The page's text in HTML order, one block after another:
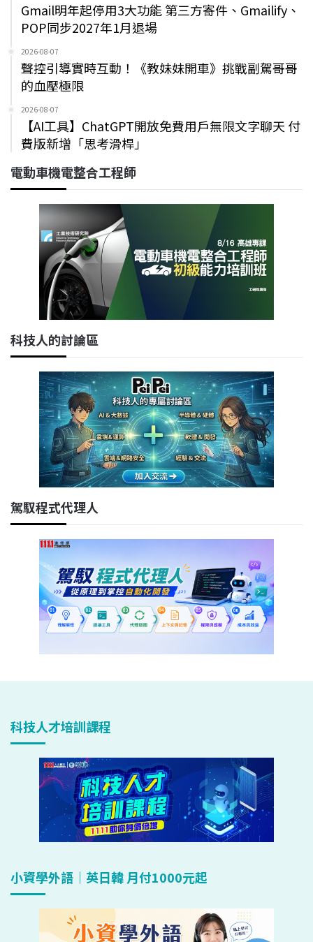
Gmail明年起停用3大功能 第三方寄件、Gmailify、
POP同步2027年1月退場
2026-08-07
聲控引導實時互動！《教妹妹開車》挑戰副駕哥哥
的血壓極限
2026-08-07
【AI工具】ChatGPT開放免費用戶無限文字聊天 付
費版新增「思考滑桿」
電動車機電整合工程師
科技人的討論區
駕馭程式代理人
科技人才培訓課程
小資學外語｜英日韓 月付1000元起